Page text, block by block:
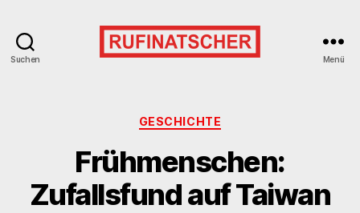
Suchen Menü
Kategorien
GESCHICHTE
Frühmenschen:
Zufallsfund auf Taiwan